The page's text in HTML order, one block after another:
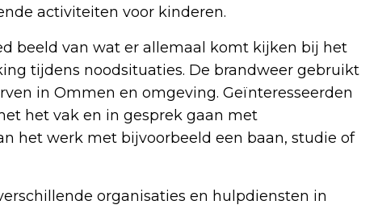
activiteiten voor kinderen.
beeld van wat er allemaal komt kijken bij het
tijdens noodsituaties. De brandweer gebruikt
in Ommen en omgeving. Geïnteresseerden
het vak en in gesprek gaan met
het werk met bijvoorbeeld een baan, studie of
organisaties en hulpdiensten in